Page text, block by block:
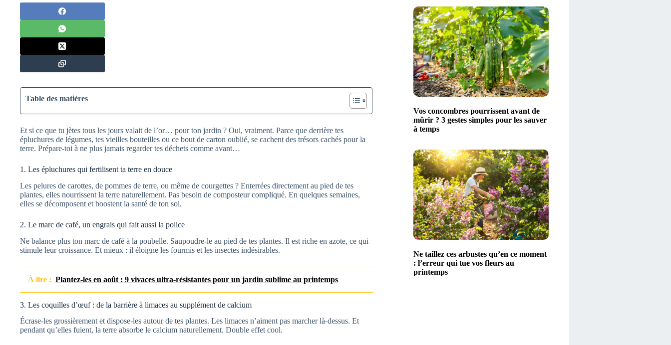
Table des matières
Et si ce que tu jètes tous les jours valait de l’or… pour ton jardin ? Oui, vraiment. Parce que derrière tes
épluchures de légumes, tes vieilles bouteilles ou ce bout de carton oublié, se cachent des trésors cachés pour la
terre. Prépare-toi à ne plus jamais regarder tes déchets comme avant…
1. Les épluchures qui fertilisent ta terre en douce
Les pelures de carottes, de pommes de terre, ou même de courgettes ? Enterrées directement au pied de tes
plantes, elles nourrissent la terre naturellement. Pas besoin de composteur compliqué. En quelques semaines,
elles se décomposent et boostent la santé de ton sol.
2. Le marc de café, un engrais qui fait aussi la police
Ne balance plus ton marc de café à la poubelle. Saupoudre-le au pied de tes plantes. Il est riche en azote, ce qui
stimule leur croissance. Et mieux : il éloigne les fourmis et les insectes indésirables.
À lire : Plantez-les en août : 9 vivaces ultra-résistantes pour un jardin sublime au printemps
3. Les coquilles d’œuf : de la barrière à limaces au supplément de calcium
Écrase-les grossièrement et dispose-les autour de tes plantes. Les limaces n’aiment pas marcher là-dessus. Et
pendant qu’elles fuient, la terre absorbe le calcium naturellement. Double effet cool.
Vos concombres pourrissent avant de
mûrir ? 3 gestes simples pour les sauver
à temps
Ne taillez ces arbustes qu’en ce moment
: l’erreur qui tue vos fleurs au
printemps